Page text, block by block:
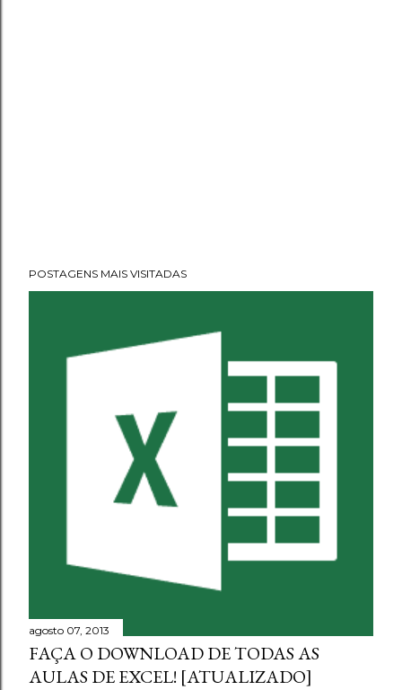
POSTAGENS MAIS VISITADAS
agosto 07, 2013
FAÇA O DOWNLOAD DE TODAS AS
AULAS DE EXCEL! [ATUALIZADO]